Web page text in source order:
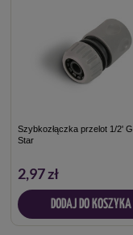
Szybkozłączka przelot 1/2'
Star
2,97 zł
DODAJ DO KOSZYKA